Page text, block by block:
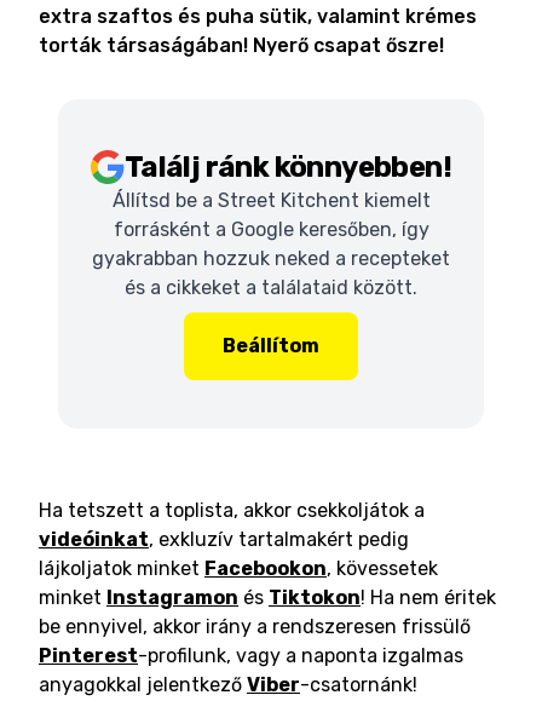
extra szaftos és puha sütik, valamint krémes
torták társaságában! Nyerő csapat őszre!
Találj ránk könnyebben!
Állítsd be a Street Kitchent kiemelt
forrásként a Google keresőben, így
gyakrabban hozzuk neked a recepteket
és a cikkeket a találataid között.
Beállítom
Ha tetszett a toplista, akkor csekkoljátok a
videóinkat, exkluzív tartalmakért pedig
lájkoljatok minket Facebookon, kövessetek
minket Instagramon és Tiktokon! Ha nem éritek
be ennyivel, akkor irány a rendszeresen frissülő
Pinterest-profilunk, vagy a naponta izgalmas
anyagokkal jelentkező Viber-csatornánk!